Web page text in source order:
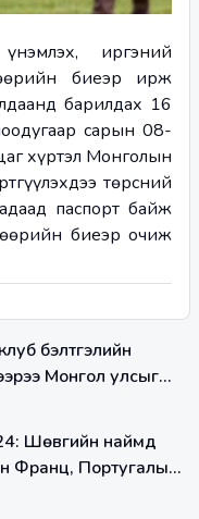
иргэний
биеэр ирж
барилдах 16
сарын 08-
хүртэл Монголын
төрсний
паспорт байж
биеэр очиж
бэлтгэлийн
Монгол улсыг
лого байршуулжээ
Шөвгийн наймд
Франц, Португалын